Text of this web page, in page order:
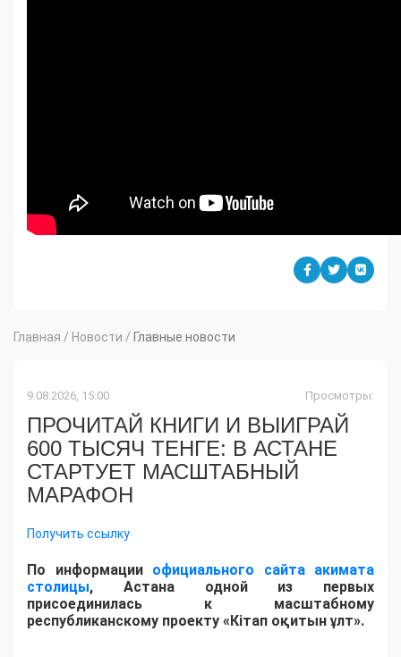
Главная / Новости / Главные новости
9.08.2026, 15:00 Просмотры:
ПРОЧИТАЙ КНИГИ И ВЫИГРАЙ
600 ТЫСЯЧ ТЕНГЕ: В АСТАНЕ
СТАРТУЕТ МАСШТАБНЫЙ
МАРАФОН
Получить ссылку
По информации официального сайта акимата
столицы, Астана одной из первых
присоединилась к масштабному
республиканскому проекту «Кітап оқитын ұлт».